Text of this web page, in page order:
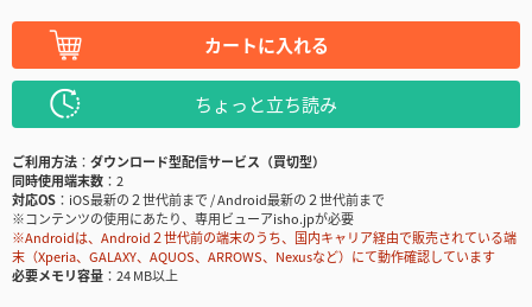
カートに入れる
ちょっと立ち読み
ご利用方法
ダウンロード型配信サービス（買切型）
同時使用端末数
2
対応OS
iOS最新の２世代前まで / Android最新の２世代前まで
※コンテンツの使用にあたり、専用ビューアisho.jpが必要
※Androidは、Android２世代前の端末のうち、国内キャリア経由で販売されている端
末（Xperia、GALAXY、AQUOS、ARROWS、Nexusなど）にて動作確認しています
必要メモリ容量
24 MB以上